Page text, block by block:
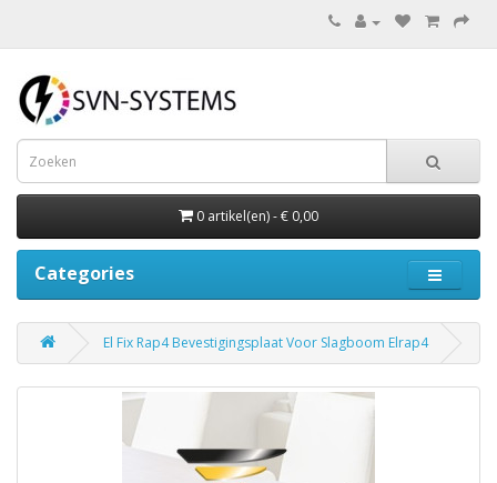
0 artikel(en) - € 0,00
Categories
El Fix Rap4 Bevestigingsplaat Voor Slagboom Elrap4